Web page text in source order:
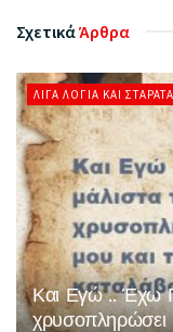
ΣχετικάΆρθρα
ΛΊΓΑ ΛΌΓΙΑ ΚΑΙ ΣΤΑΡΆΤΑ
Και Εγώ .. Έχω
χρυσοπληρώσει